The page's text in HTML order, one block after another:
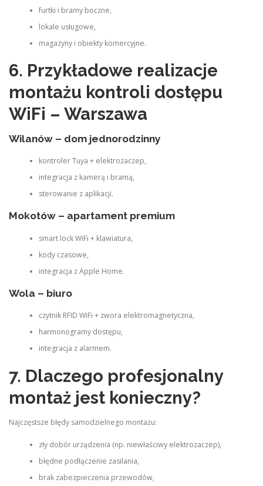
furtki i bramy boczne,
lokale usługowe,
magazyny i obiekty komercyjne.
6. Przykładowe realizacje
montażu kontroli dostępu
WiFi – Warszawa
Wilanów – dom jednorodzinny
kontroler Tuya + elektrozaczep,
integracja z kamerą i bramą,
sterowanie z aplikacji.
Mokotów – apartament premium
smart lock WiFi + klawiatura,
kody czasowe,
integracja z Apple Home.
Wola – biuro
czytnik RFID WiFi + zwora elektromagnetyczna,
harmonogramy dostępu,
integracja z alarmem.
7. Dlaczego profesjonalny
montaż jest konieczny?
Najczęstsze błędy samodzielnego montażu:
zły dobór urządzenia (np. niewłaściwy elektrozaczep),
błędne podłączenie zasilania,
brak zabezpieczenia przewodów,